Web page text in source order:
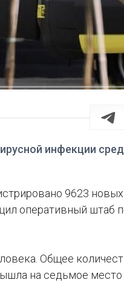
инфекции
9623
оперативный штаб
Общее
на седьмое